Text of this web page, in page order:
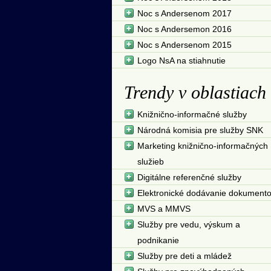
Noc s Andersenom 2017
Noc s Andersemon 2016
Noc s Andersenom 2015
Logo NsA na stiahnutie
Trendy v oblastiach
Knižnično-informačné služby
Národná komisia pre služby SNK
Marketing knižnično-informačných
služieb
Digitálne referenčné služby
Elektronické dodávanie
MVS a MMVS
Služby pre vedu, výskum a
podnikanie
Služby pre deti a mládež